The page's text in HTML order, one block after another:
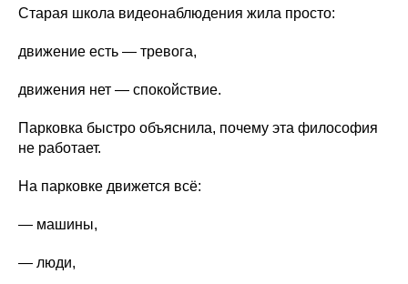
Старая школа видеонаблюдения жила просто:
движение есть — тревога,
движения нет — спокойствие.
Парковка быстро объяснила, почему эта философия
не работает.
На парковке движется всё:
— машины,
— люди,